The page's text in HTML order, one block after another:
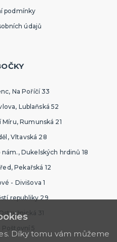
podmínky
údajů
Na Poříčí 33
Lublaňská 52
Rumunská 21
Vltavská 28
Dukelských hrdinů 18
Pekařská 12
- Divišova 1
republiky 29
31
Poštovní 5
Díky tomu vám můžeme